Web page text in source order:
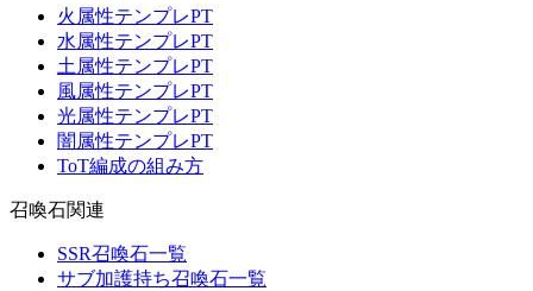
火属性テンプレPT
水属性テンプレPT
土属性テンプレPT
風属性テンプレPT
光属性テンプレPT
闇属性テンプレPT
ToT編成の組み方
召喚石関連
SSR召喚石一覧
サブ加護持ち召喚石一覧